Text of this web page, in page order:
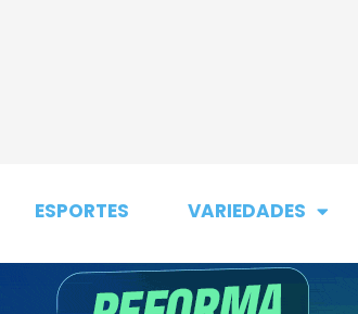
ESPORTES VARIEDADES